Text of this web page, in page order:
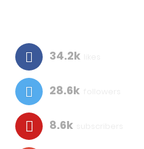
34.2k
28.6k
8.6k